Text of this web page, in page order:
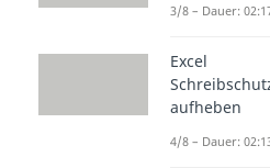
Schritt für
, was
3/8 – Dauer:
Excel
aufheben
4/8 – Dauer: